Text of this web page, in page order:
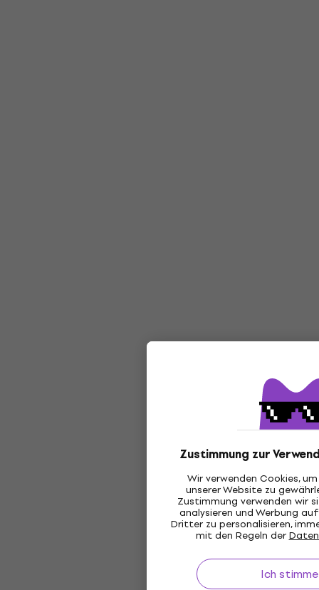
Zustimmung zur
Wir verwenden Cookies,
unserer Website zu
Zustimmung verwenden wir
analysieren und Werbung
Dritter zu personalisieren,
mit den Regeln der
Ich